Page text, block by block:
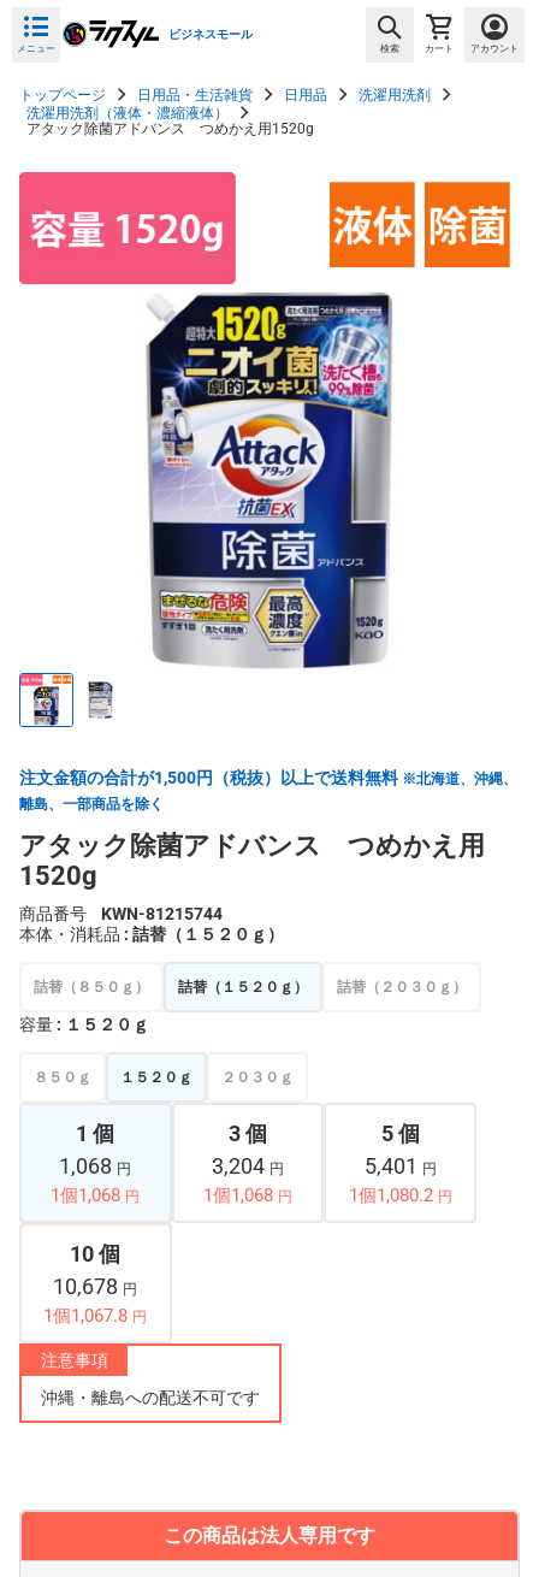
メニュー
ビジネスモール
検索 カート アカウント
トップページ 日用品・生活雑貨 日用品
洗濯用洗剤
洗濯用洗剤（液体・濃縮液体）
アタック除菌アドバンス つめかえ用1520g
注文金額の合計が1,500円（税抜）以上で送料無料 ※北海道、沖縄、
離島、一部商品を除く
アタック除菌アドバンス つめかえ用
1520g
商品番号
KWN-81215744
本体・消耗品 : 詰替（１５２０ｇ）
詰替（８５０ｇ） 詰替（１５２０ｇ） 詰替（２０３０ｇ）
容量 : １５２０ｇ
８５０ｇ １５２０ｇ ２０３０ｇ
1 個
1,068 円
1個1,068 円
3 個
3,204 円
1個1,068 円
5 個
5,401
円
1個1,080.2 円
10 個
10,678 円
1個1,067.8 円
注意事項
沖縄・離島への配送不可です
この商品は法人専用です